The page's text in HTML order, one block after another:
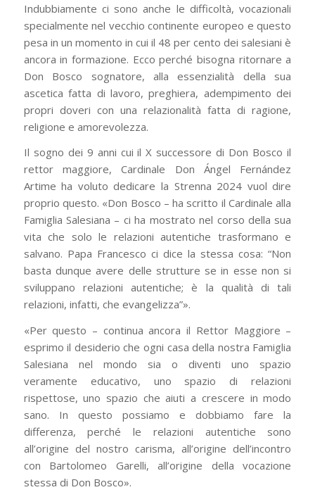
Indubbiamente ci sono anche le difficoltà, vocazionali
specialmente nel vecchio continente europeo e questo
pesa in un momento in cui il 48 per cento dei salesiani è
ancora in formazione. Ecco perché bisogna ritornare a
Don Bosco sognatore, alla essenzialità della sua
ascetica fatta di lavoro, preghiera, adempimento dei
propri doveri con una relazionalità fatta di ragione,
religione e amorevolezza.
Il sogno dei 9 anni cui il X successore di Don Bosco il
rettor maggiore, Cardinale Don Ángel Fernández
Artime ha voluto dedicare la Strenna 2024 vuol dire
proprio questo. «Don Bosco – ha scritto il Cardinale alla
Famiglia Salesiana – ci ha mostrato nel corso della sua
vita che solo le relazioni autentiche trasformano e
salvano. Papa Francesco ci dice la stessa cosa: “Non
basta dunque avere delle strutture se in esse non si
sviluppano relazioni autentiche; è la qualità di tali
relazioni, infatti, che evangelizza”».
«Per questo – continua ancora il Rettor Maggiore –
esprimo il desiderio che ogni casa della nostra Famiglia
Salesiana nel mondo sia o diventi uno spazio
veramente educativo, uno spazio di relazioni
rispettose, uno spazio che aiuti a crescere in modo
sano. In questo possiamo e dobbiamo fare la
differenza, perché le relazioni autentiche sono
all’origine del nostro carisma, all’origine dell’incontro
con Bartolomeo Garelli, all’origine della vocazione
stessa di Don Bosco».